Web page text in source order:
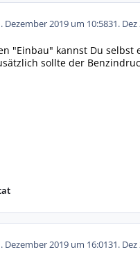
Dezember 2019 um 10:5831. Dez
"Einbau" kannst Du selbst
sollte der
Dezember 2019 um 16:0131. Dez